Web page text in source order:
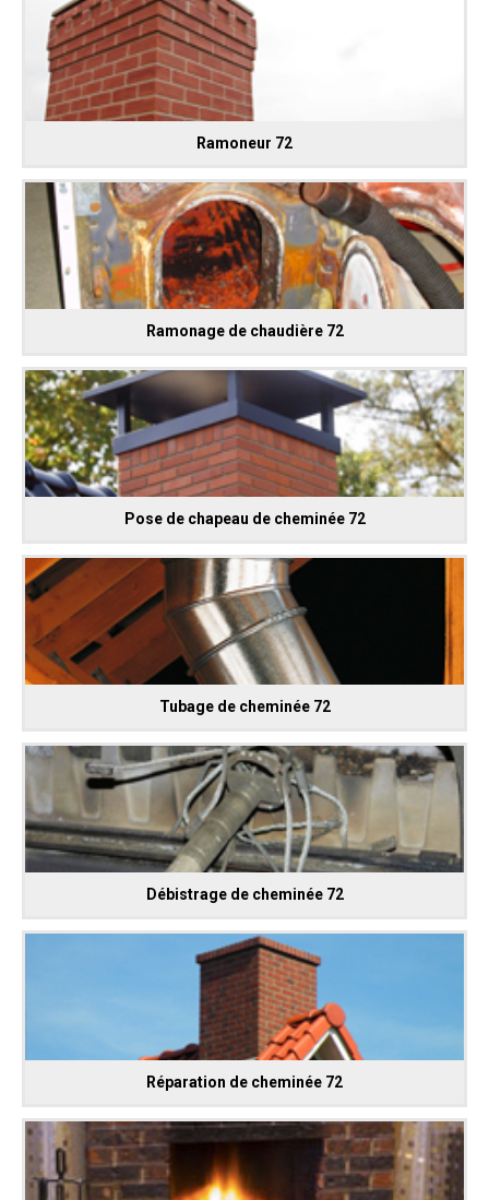
Ramoneur 72
Ramonage de chaudière 72
Pose de chapeau de cheminée 72
Tubage de cheminée 72
Débistrage de cheminée 72
Réparation de cheminée 72